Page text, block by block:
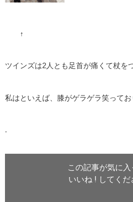
↑
ツインズは2人とも足首が痛くて杖を
私はといえば、膝がゲラゲラ笑って
.
この記事が気に入
いいね ! してくだ